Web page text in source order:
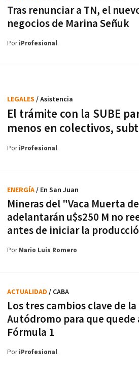
Tras renunciar a TN, el
negocios de Marina Señuk
PoriProfesional
El trámite con la SUBE
menos en colectivos,
LEGALES / Asistencia
PoriProfesional
Mineras del "Vaca Muerta
adelantarán u$s250 M no
antes de iniciar la
ENERGÍA/ En San Juan
PorMario Luis Romero
Los tres cambios clave de
Autódromo para que quede
Fórmula 1
ACTUALIDAD / CABA
PoriProfesional